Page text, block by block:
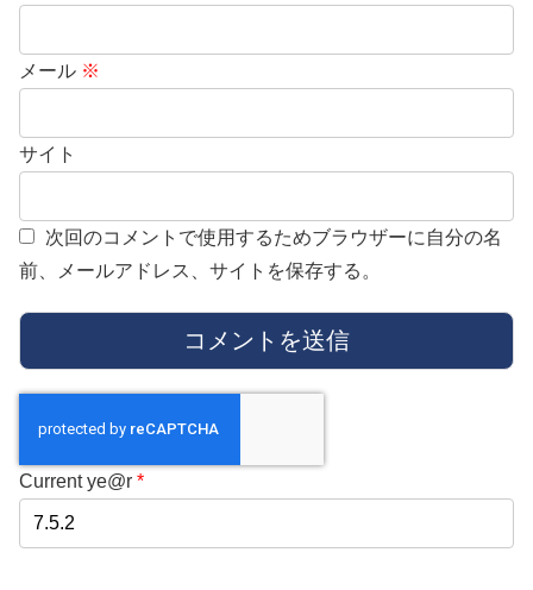
メール ※
サイト
次回のコメントで使用するためブラウザーに自分の名
前、メールアドレス、サイトを保存する。
Current ye@r *